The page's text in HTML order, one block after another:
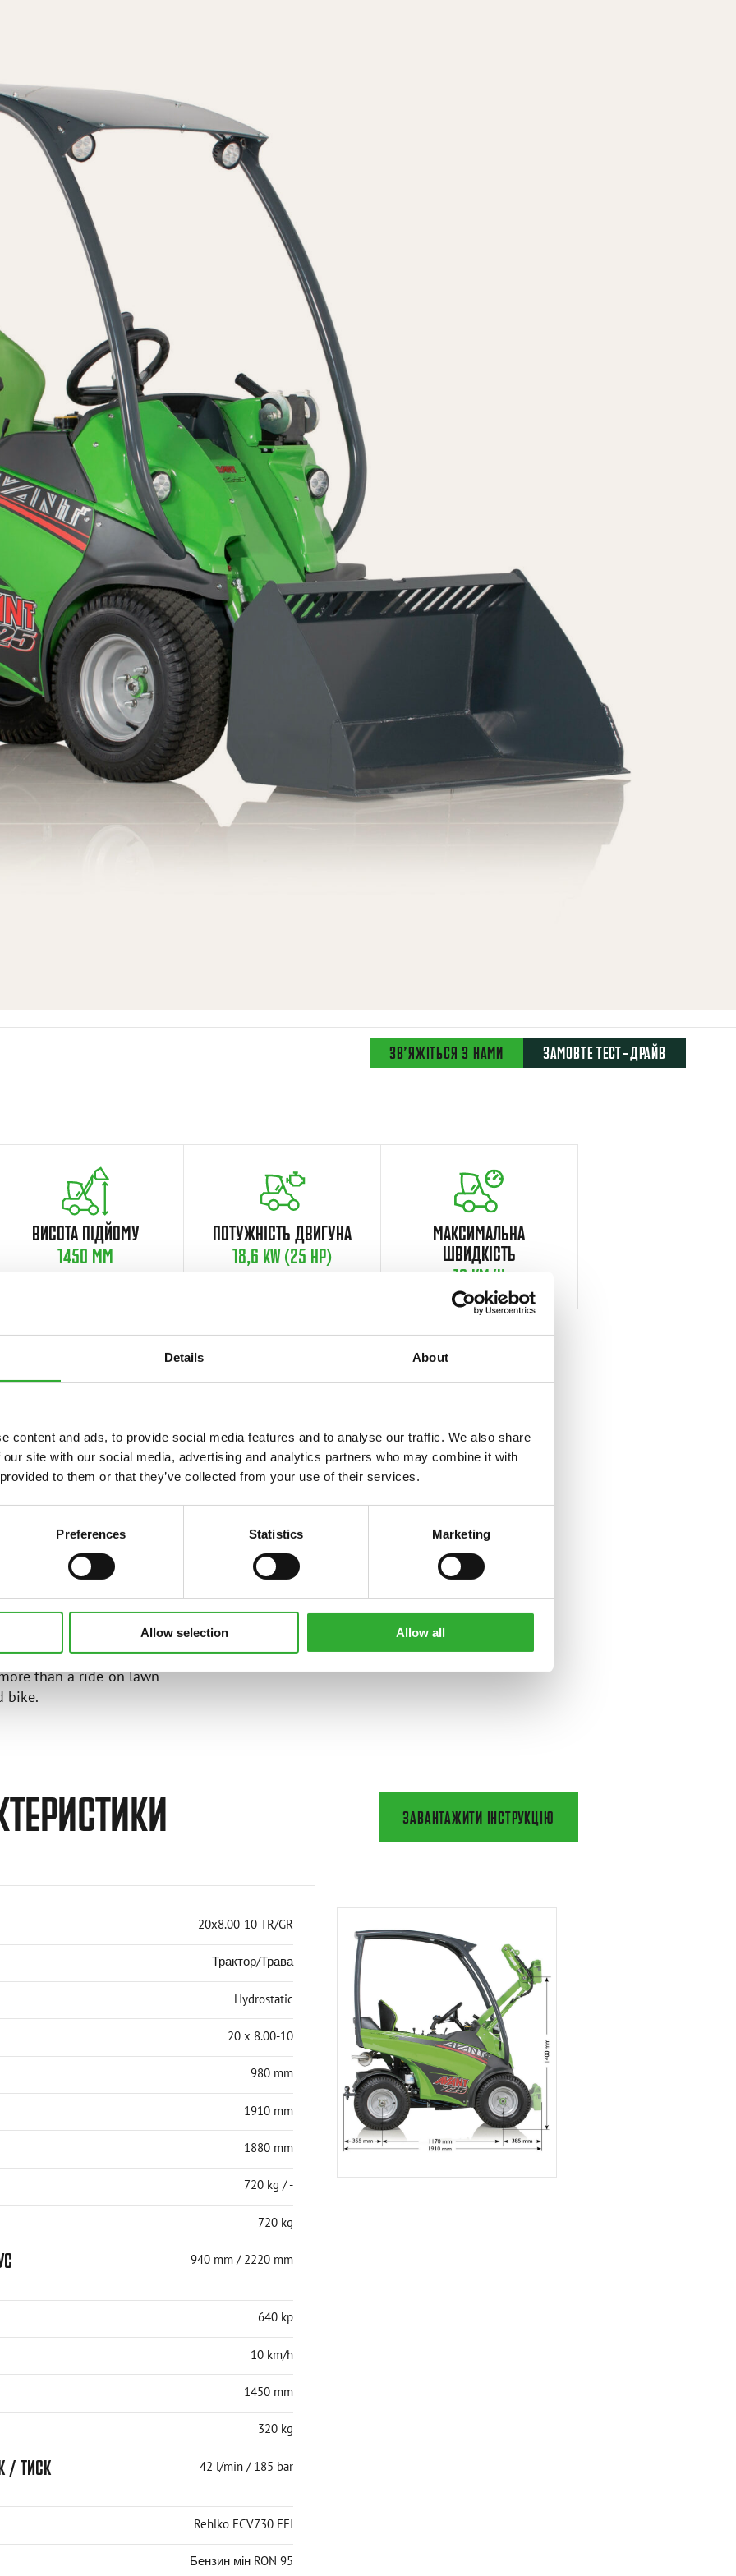
Details About
content and ads, to provide social media features and to analyse our traffic. We also share
site with our social media, advertising and analytics partners who may combine it with
to them or that they’ve collected from your use of their services.
Preferences Statistics Marketing
Allow selection Allow all
ЗВ’ЯЖІТЬСЯ З НАМИ ЗАМОВТЕ ТЕСТ-ДРАЙВ
ВИСОТА ПІДЙОМУ
1450 MM
ПОТУЖНІСТЬ ДВИГУНА
18,6 KW (25 HP)
МАКСИМАЛЬНА
ШВИДКІСТЬ
10 KM/H
and versatile
size. The basic ideology
4x4 transmission is
space for operator, logical
visibility to the
and hydraulic
as well.
in driving attachments
The wide Avant
all year round – be it
load handling, snow
than a ride-on lawn
bike.
ЗАВАНТАЖИТИ ІНСТРУКЦІЮ
20x8.00-10 TR/GR
Трактор/Трава
Hydrostatic
20 x 8.00-10
980 mm
1910 mm
1880 mm
720 kg / -
720 kg
940 mm / 2220 mm
640 kp
10 km/h
1450 mm
320 kg
/ ТИСК
42 l/min / 185 bar
Rehlko ECV730 EFI
Бензин мін RON 95